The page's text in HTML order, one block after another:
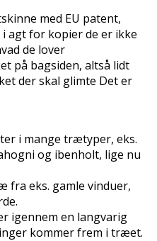
med EU patent,
agt for kopier de er ikke
de lover
på bagsiden, altså lidt
der skal glimte Det er
i mange trætyper, eks.
og ibenholt, lige nu
fra eks. gamle vinduer,
igennem en langvarig
kommer frem i træet.